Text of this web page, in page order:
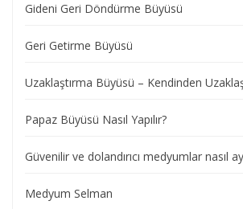
Gideni Geri Döndürme Büyüsü
Geri Getirme Büyüsü
Uzaklaştırma Büyüsü – Kendinden
Papaz Büyüsü Nasıl Yapılır?
Güvenilir ve dolandırıcı medyumlar nasıl
Medyum Selman